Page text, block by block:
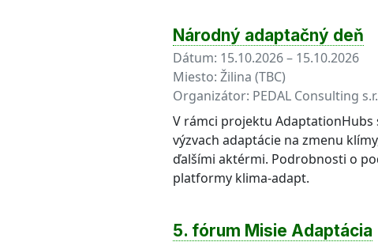
Národný adaptačný deň
Dátum: 15.10.2026 – 15.10.2026
Miesto: Žilina (TBC)
Organizátor: PEDAL Consulting
V rámci projektu
výzvach adaptácie na zmenu
ďalšími aktérmi. Podrobnosti o
platformy klima-adapt.
5. fórum Misie Adaptácia